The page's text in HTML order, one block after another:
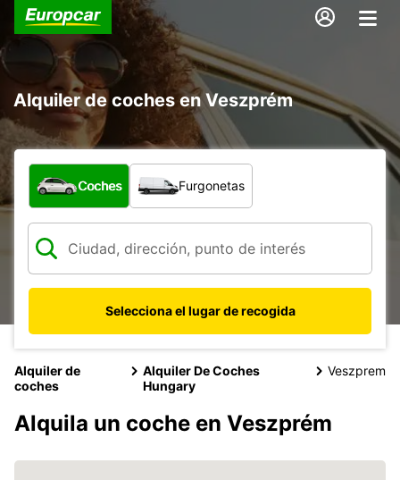
Alquiler de coches en Veszprém
¿Qué tipo de vehículo?
Coches Furgonetas
Selecciona el lugar de recogida
Alquiler de
coches
Alquiler De Coches
Hungary
Veszprem
Alquila un coche en Veszprém